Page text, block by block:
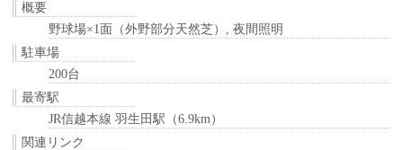
概要
野球場×1面（外野部分天然芝）, 夜間照明
駐車場
200台
最寄駅
JR信越本線 羽生田駅（6.9km）
関連リンク